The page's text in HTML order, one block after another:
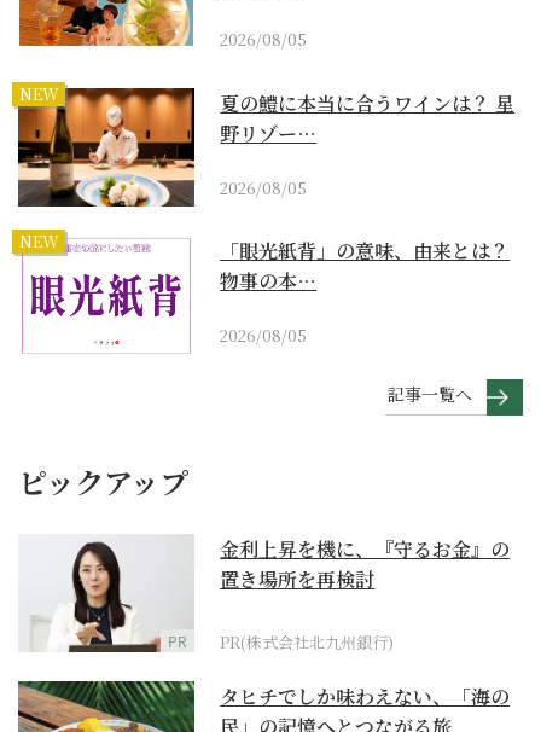
2026/08/05
NEW
夏の鱧に本当に合うワインは？ 星
野リゾー…
2026/08/05
NEW
「眼光紙背」の意味、由来とは？
物事の本…
2026/08/05
記事一覧へ
ピックアップ
PR
金利上昇を機に、『守るお金』の
置き場所を再検討
PR(株式会社北九州銀行)
タヒチでしか味わえない、「海の